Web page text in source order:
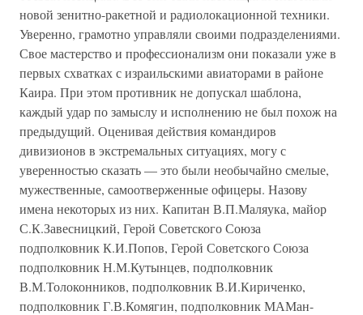
новой зенитно-ракетной и радиолокационной техники.
Уверенно, грамотно управляли своими подразделениями.
Свое мастерство и профессионализм они показали уже в
первых схватках с израильскими авиаторами в районе
Каира. При этом противник не допускал шаблона,
каждый удар по замыслу и исполнению не был похож на
предыдущий. Оценивая действия командиров
дивизионов в экстремальных ситуациях, могу с
уверенностью сказать — это были необычайно смелые,
мужественные, самоотверженные офицеры. Назову
имена некоторых из них. Капитан В.П.Маляука, майор
С.К.Завесницкий, Герой Советского Союза
подполковник К.И.Попов, Герой Советского Союза
подполковник Н.М.Кутынцев, подполковник
В.М.Толоконников, подполковник В.И.Кириченко,
подполковник Г.В.Комягин, подполковник МАМан-